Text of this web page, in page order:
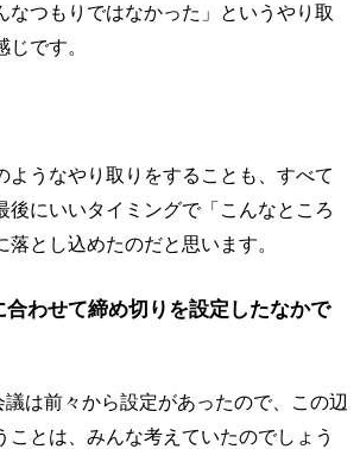
なつもりではなかった」というやり取
です。
ようなやり取りをすることも、すべて
後にいいタイミングで「こんなところ
とし込めたのだと思います。
合わせて締め切りを設定したなかで
は前々から設定があったので、この辺
ことは、みんな考えていたのでしょう